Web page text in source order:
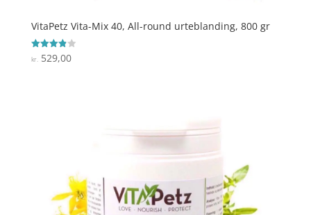
VitaPetz Vita-Mix 40, All-round urteblanding, 800 gr
Vurderet
3.9
kr.529,00